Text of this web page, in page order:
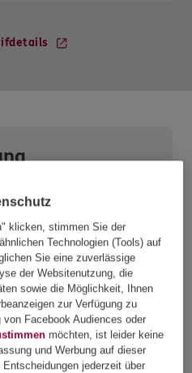
Krankenhaus
klicken, stimmen Sie der
Technologien (Tools) auf
Sie eine zuverlässige
der Websitenutzung, die
sowie die Möglichkeit, Ihnen
zur Verfügung zu
Facebook Audiences oder
möchten, ist leider keine
und Werbung auf dieser
jederzeit über